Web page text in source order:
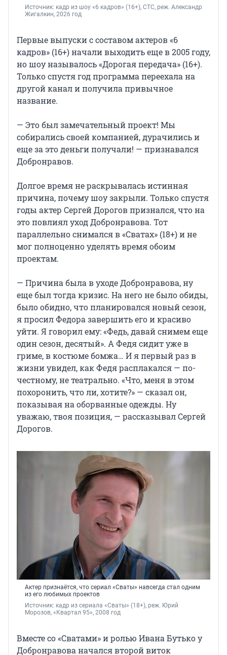
Источник: кадр из шоу «6 кадров» (16+), СТС, реж. Александр
Жигалкин, 2026 год
Первые выпуски с составом актеров «6
кадров» (16+) начали выходить еще в 2005 году,
но шоу называлось «Дорогая передача» (16+).
Только спустя год программа переехала на
другой канал и получила привычное
название.
— Это был замечательный проект! Мы
собирались своей компанией, дурачились и
еще за это деньги получали! — признавался
Добронравов.
Долгое время не раскрывалась истинная
причина, почему шоу закрыли. Только спустя
годы актер Сергей Дорогов признался, что на
это повлиял уход Добронравова. Тот
параллельно снимался в «Сватах» (18+) и не
мог полноценно уделять время обоим
проектам.
— Причина была в уходе Добронравова, ну
еще был тогда кризис. На него не было обиды,
было обидно, что планировался новый сезон,
я просил Федора завершить его и красиво
уйти. Я говорил ему: «Федь, давай снимем еще
один сезон, десятый». А Федя сидит уже в
гриме, в костюме бомжа… И я первый раз в
жизни увидел, как Федя расплакался — по-
честному, не театрально. «Что, меня в этом
похоронить, что ли, хотите?» — сказал он,
показывая на оборванные одежды. Ну
уважаю, твоя позиция, — рассказывал Сергей
Дорогов.
Актер признаётся, что сериал «Сваты» навсегда стал одним
из его любимых проектов
Источник: кадр из сериала «Сваты» (18+), реж. Юрий
Морозов, «Квартал 95», 2008 год
Вместе со «Сватами» и ролью Ивана Бутько у
Добронравова начался второй виток